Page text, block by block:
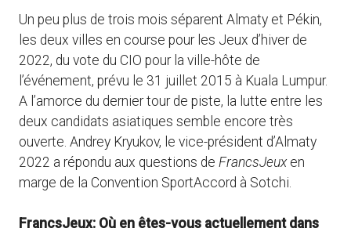
Un peu plus de trois mois séparent Almaty et Pékin,
les deux villes en course pour les Jeux d’hiver de
2022, du vote du CIO pour la ville-hôte de
l’événement, prévu le 31 juillet 2015 à Kuala Lumpur.
A l’amorce du dernier tour de piste, la lutte entre les
deux candidats asiatiques semble encore très
ouverte. Andrey Kryukov, le vice-président d’Almaty
2022 a répondu aux questions de FrancsJeuxen
marge de la Convention SportAccord à Sotchi.
FrancsJeux: Où en êtes-vous actuellement dans